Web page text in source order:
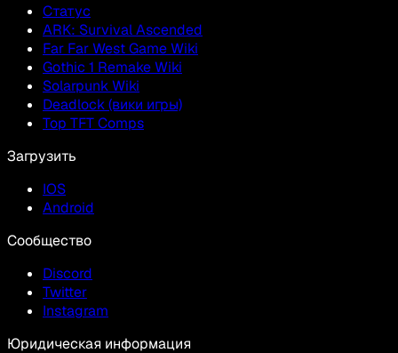
Статус
ARK: Survival Ascended
Far Far West Game Wiki
Gothic 1 Remake Wiki
Solarpunk Wiki
Deadlock (вики игры)
Top TFT Comps
Загрузить
IOS
Android
Сообщество
Discord
Twitter
Instagram
Юридическая информация